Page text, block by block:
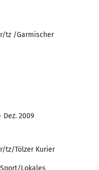
tz /Garmischer
Dez. 2009
tz/Tölzer Kurier
Lokales